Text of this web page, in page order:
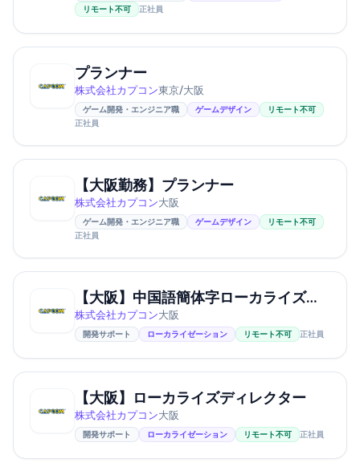
リモート不可
正社員
プランナー
株式会社カプコン東京/大阪
ゲーム開発・エンジニア職 ゲームデザイン
リモート不可
正社員
【大阪勤務】プランナー
株式会社カプコン大阪
ゲーム開発・エンジニア職 ゲームデザイン
リモート不可
正社員
【大阪】中国語簡体字ローカライズ担当
株式会社カプコン大阪
開発サポート ローカライゼーション リモート不可 正社員
【大阪】ローカライズディレクター
株式会社カプコン大阪
開発サポート ローカライゼーション リモート不可 正社員